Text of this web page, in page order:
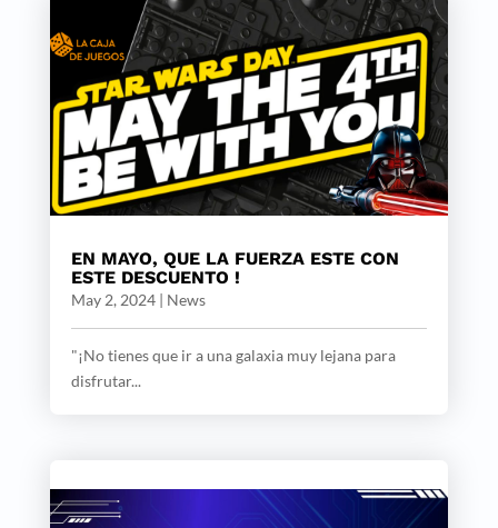
EN MAYO, QUE LA FUERZA ESTE CON
ESTE DESCUENTO !
May 2, 2024| News
"¡No tienes que ir a una galaxia muy lejana para
disfrutar...